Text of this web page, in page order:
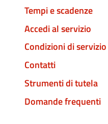
Tempi e scadenze
Accedi al servizio
Condizioni di servizio
Contatti
Strumenti di tutela
Domande frequenti